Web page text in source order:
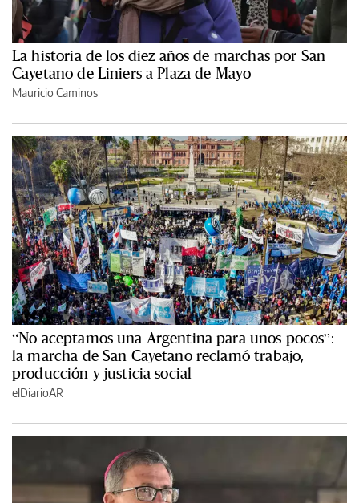
La historia de los diez años de marchas por San
Cayetano de Liniers a Plaza de Mayo
Mauricio Caminos
“No aceptamos una Argentina para unos pocos”:
la marcha de San Cayetano reclamó trabajo,
producción y justicia social
elDiarioAR